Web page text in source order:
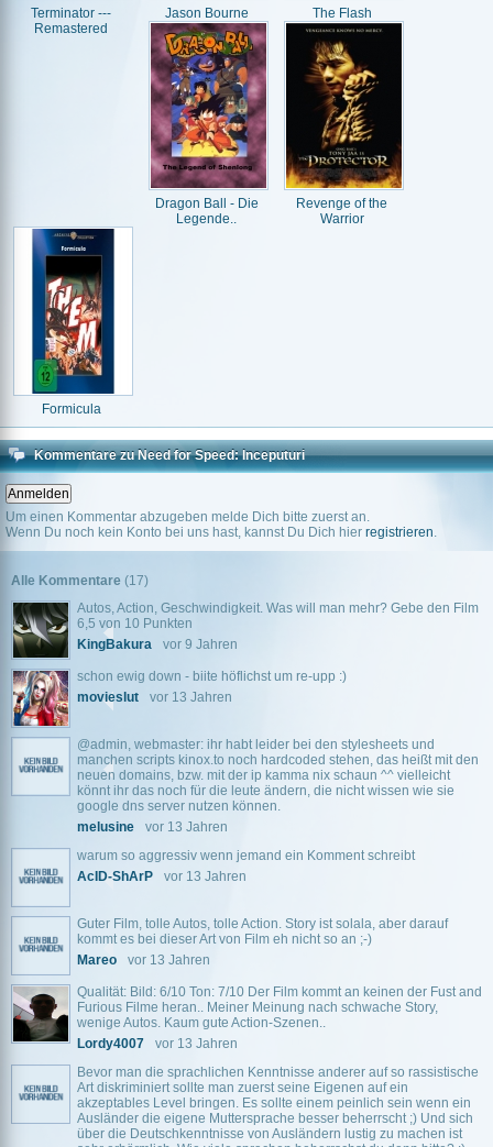
Terminator ---
Remastered
Jason Bourne The Flash
Dragon Ball - Die
Legende..
Revenge of the
Warrior
Formicula
Kommentare zu Need for Speed: Inceputuri
Um einen Kommentar abzugeben melde Dich bitte zuerst an.
Wenn Du noch kein Konto bei uns hast, kannst Du Dich hier registrieren.
Alle Kommentare (17)
Autos, Action, Geschwindigkeit. Was will man mehr? Gebe den Film
6,5 von 10 Punkten
KingBakura
vor 9 Jahren
schon ewig down - biite höflichst um re-upp :)
movieslut
vor 13 Jahren
@admin, webmaster: ihr habt leider bei den stylesheets und
manchen scripts kinox.to noch hardcoded stehen, das heißt mit den
neuen domains, bzw. mit der ip kamma nix schaun ^^ vielleicht
könnt ihr das noch für die leute ändern, die nicht wissen wie sie
google dns server nutzen können.
melusine
vor 13 Jahren
warum so aggressiv wenn jemand ein Komment schreibt
AcID-ShArP
vor 13 Jahren
Guter Film, tolle Autos, tolle Action. Story ist solala, aber darauf
kommt es bei dieser Art von Film eh nicht so an ;-)
Mareo
vor 13 Jahren
Qualität: Bild: 6/10 Ton: 7/10 Der Film kommt an keinen der Fust and
Furious Filme heran.. Meiner Meinung nach schwache Story,
wenige Autos. Kaum gute Action-Szenen..
Lordy4007
vor 13 Jahren
Bevor man die sprachlichen Kenntnisse anderer auf so rassistische
Art diskriminiert sollte man zuerst seine Eigenen auf ein
akzeptables Level bringen. Es sollte einem peinlich sein wenn ein
Ausländer die eigene Muttersprache besser beherrscht ;) Und sich
über die Deutschkenntnisse von Ausländern lustig zu machen ist